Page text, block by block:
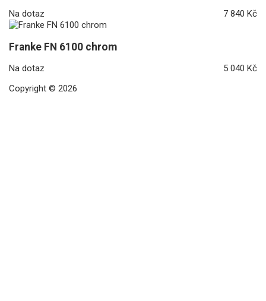
Na dotaz 7 840 Kč
Franke FN 6100 chrom
Na dotaz
5 040 Kč
Copyright © 2026